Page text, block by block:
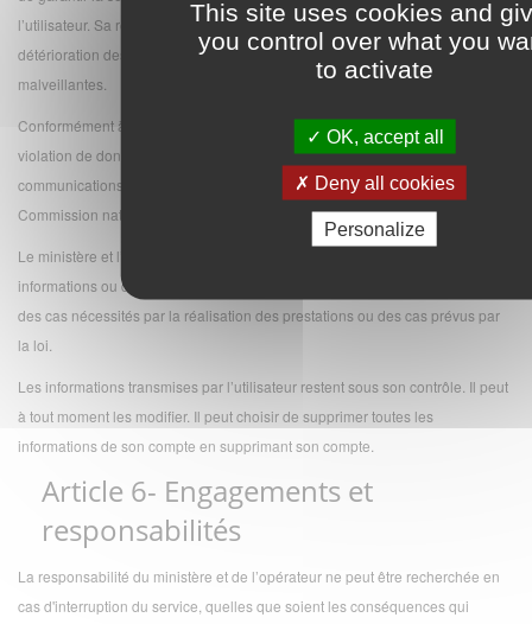
This site uses cookies and
you control over what you
to activate
OK, accept all
Deny all cookies
Personalize
l’utilisateur. Sa responsabilité ne peut toutefois être recherchée en cas de
détérioration des dispositifs de protection, en particulier du fait d'attaques
malveillantes.
Conformément à l’article 34 Bis de la loi du 6 janvier 1978, « en cas de
violation de données à caractère personnel, le fournisseur de services de
communications électroniques accessibles au public avertit, sans délai, la
Commission nationale de l'informatique et des libertés ».
Le ministère et l’opérateur s’engagent à n’opérer aucune communication des
informations ou documents transmis par l’utilisateur à des tiers, en dehors
des cas nécessités par la réalisation des prestations ou des cas prévus par
la loi.
Les informations transmises par l’utilisateur restent sous son contrôle. Il peut
à tout moment les modifier. Il peut choisir de supprimer toutes les
informations de son compte en supprimant son compte.
Article 6- Engagements et
responsabilités
La responsabilité du ministère et de l’opérateur ne peut être recherchée en
cas d'interruption du service, quelles que soient les conséquences qui